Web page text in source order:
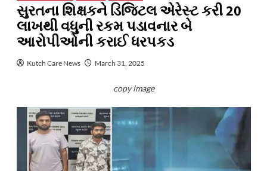
સુરતના શિક્ષકને ડિજિટલ એરેસ્ટ કરી 20
લાખથી વધુની રકમ પડાવનાર બે
આરોપીઓની કરાઈ ધરપકડ
Kutch Care News March 31, 2025
copy image